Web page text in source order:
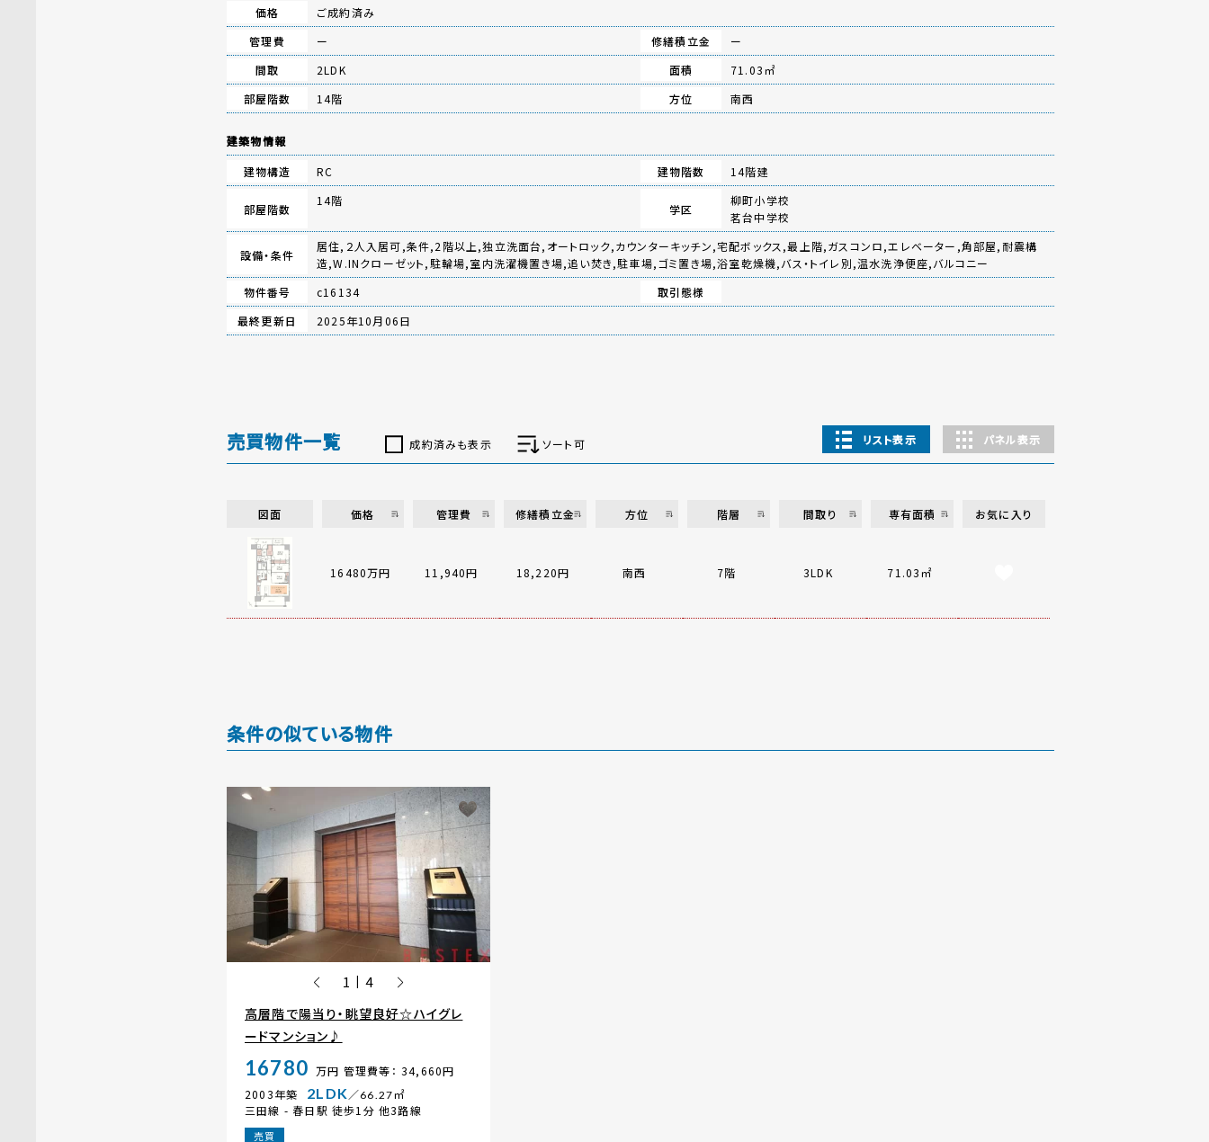
価格
ご成約済み
管理費
ー 修繕積立金
ー
間取
2LDK 面積
71.03㎡
部屋階数
14階 方位 南西
建築物情報
建物構造
RC 建物階数 14階建
部屋階数
14階
学区
柳町小学校
茗台中学校
設備・条件
居住,２人入居可,条件,2階以上,独立洗面台,オートロック,カウンターキッチン,宅配ボックス,最上階,ガスコンロ,エレベーター,角部屋,耐震構
造,W.INクローゼット,駐輪場,室内洗濯機置き場,追い焚き,駐車場,ゴミ置き場,浴室乾燥機,バス・トイレ別,温水洗浄便座,バルコニー
物件番号
c16134
取引態様
最終更新日
2025年10月06日
売買物件一覧 成約済みも表示 ソート可 リスト表示 パネル表示
図面 価格 管理費 修繕積立金 方位 階層 間取り 専有面積 お気に入り
16480万円 11,940円 18,220円 南西 7階 3LDK 71.03㎡
条件の似ている物件
1 | 4
高層階で陽当り・眺望良好☆ハイグレ
ードマンション♪
16780 万円 管理費等： 34,660円
2003年築
2LDK／66.27㎡
三田線 - 春日駅 徒歩1分 他3路線
売買